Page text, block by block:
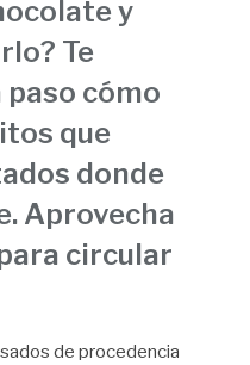
y
Te
paso cómo
que
donde
Aprovecha
circular
de procedencia